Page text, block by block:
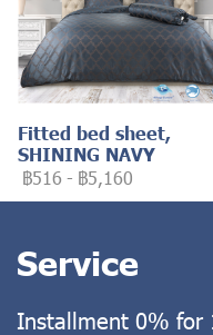
Fitted bed sheet,
SHINING NAVY
฿516 - ฿5,160
Service
Installment 0% for